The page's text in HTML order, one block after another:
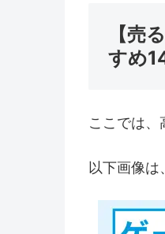
【売
すめ
ここでは、
以下画像は